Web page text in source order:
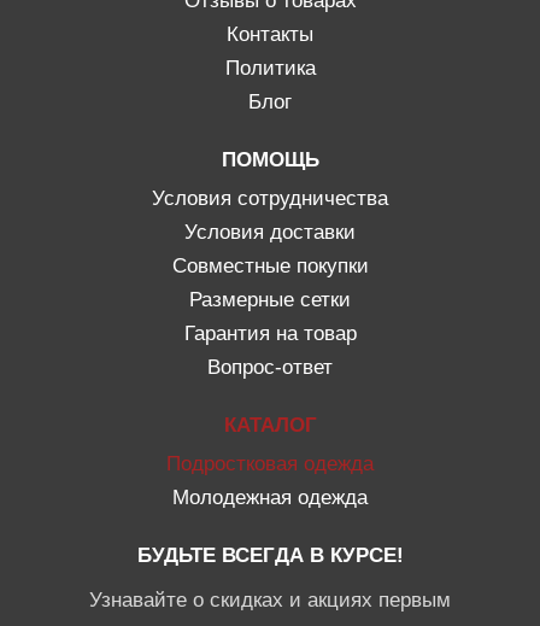
Контакты
Политика
Блог
ПОМОЩЬ
Условия сотрудничества
Условия доставки
Совместные покупки
Размерные сетки
Гарантия на товар
Вопрос-ответ
КАТАЛОГ
Подростковая одежда
Молодежная одежда
БУДЬТЕ ВСЕГДА В КУРСЕ!
Узнавайте о скидках и акциях первым